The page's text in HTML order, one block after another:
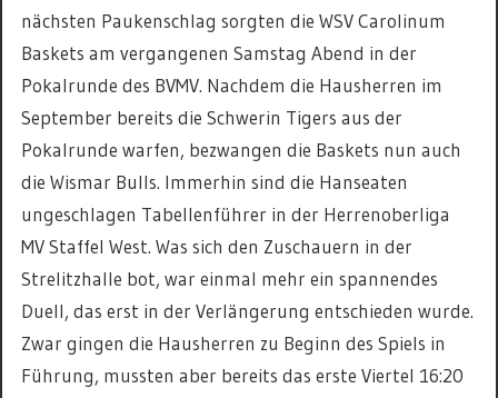
nächsten Paukenschlag sorgten die WSV Carolinum
Baskets am vergangenen Samstag Abend in der
Pokalrunde des BVMV. Nachdem die Hausherren im
September bereits die Schwerin Tigers aus der
Pokalrunde warfen, bezwangen die Baskets nun auch
die Wismar Bulls. Immerhin sind die Hanseaten
ungeschlagen Tabellenführer in der Herrenoberliga
MV Staffel West. Was sich den Zuschauern in der
Strelitzhalle bot, war einmal mehr ein spannendes
Duell, das erst in der Verlängerung entschieden wurde.
Zwar gingen die Hausherren zu Beginn des Spiels in
Führung, mussten aber bereits das erste Viertel 16:20